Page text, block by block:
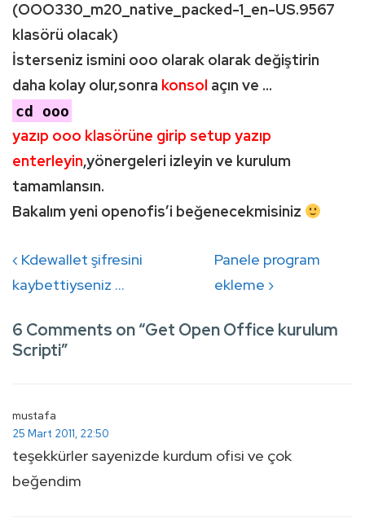
(OOO330_m20_native_packed-1_en-US.9567
klasörü olacak)
İsterseniz ismini ooo olarak olarak değiştirin
daha kolay olur,sonra konsol açın ve …
cd ooo
yazıp ooo klasörüne girip setup yazıp
enterleyin,yönergeleri izleyin ve kurulum
tamamlansın.
Bakalım yeni openofis’i beğenecekmisiniz
Yazı
gezinmesi
Previous
Post
‹ Kdewallet şifresini
kaybettiyseniz …
Next
Post
Panele program
ekleme ›
6 Comments on “Get Open Office kurulum
Scripti”
mustafa
25 Mart 2011, 22:50
teşekkürler sayenizde kurdum ofisi ve çok
beğendim